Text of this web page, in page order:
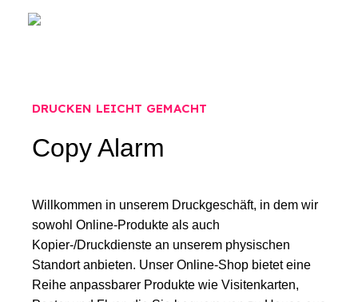
DRUCKEN LEICHT GEMACHT
Copy Alarm
Willkommen in unserem Druckgeschäft, in dem wir
sowohl Online-Produkte als auch
Kopier-/Druckdienste an unserem physischen
Standort anbieten. Unser Online-Shop bietet eine
Reihe anpassbarer Produkte wie Visitenkarten,